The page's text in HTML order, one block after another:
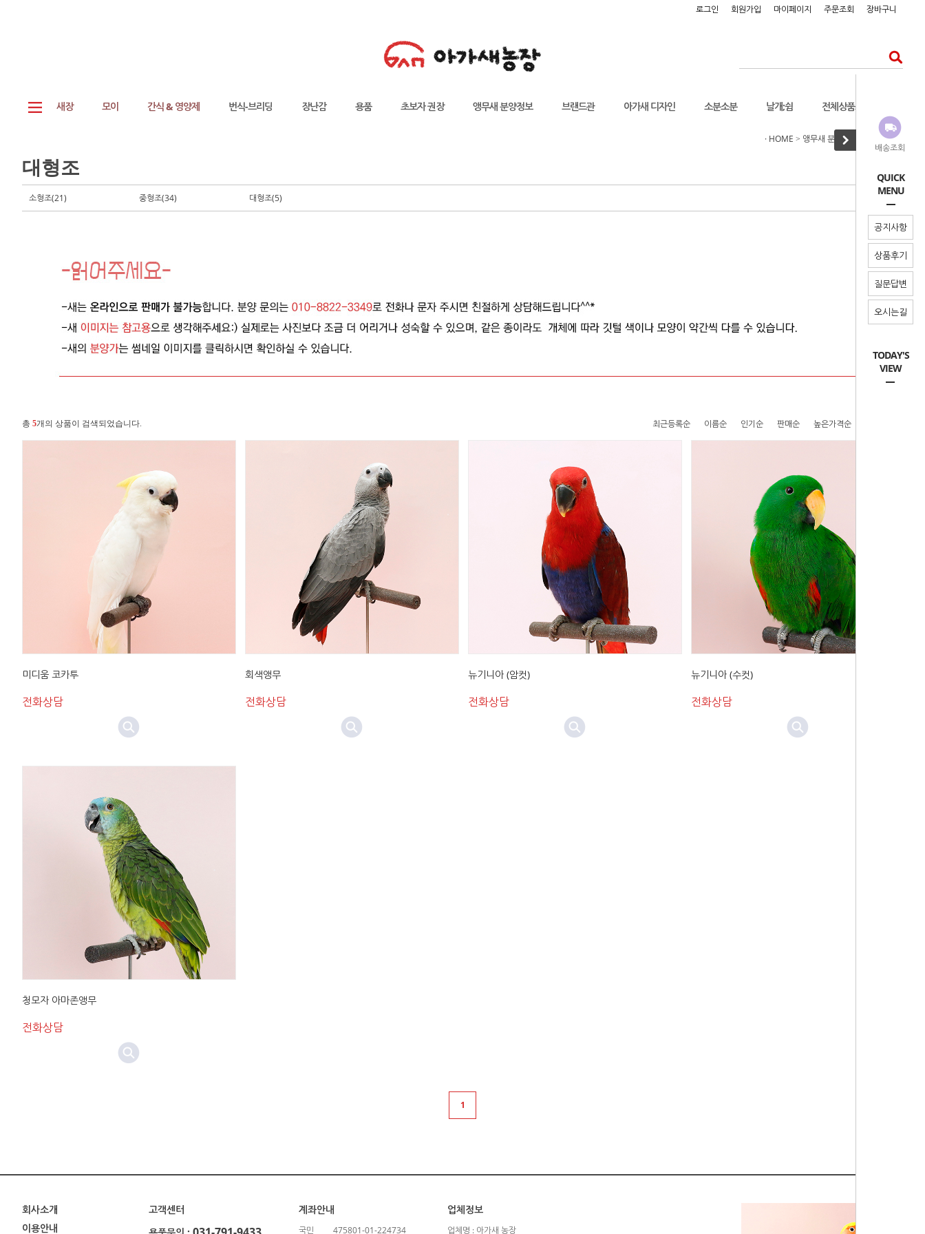
배송조회
QUICK
MENU
공지사항
상품후기
질문답변
오시는길
TODAY'S
VIEW
로그인 회원가입 마이페이지 주문조회 장바구니
새장 모이 간식 & 영양제 번식-브리딩 장난감 용품 초보자 권장 앵무새 분양정보 브랜드관 아가새 디자인 소분소분 날개;쉼 전체상품보기
· HOME > 앵무새 분양정보 대형조
대형조
소형조(21) 중형조(34) 대형조(5)
총 5개의 상품이 검색되었습니다. 최근등록순 이름순 인기순 판매순 높은가격순
미디움 코카투
전화상담
회색앵무
전화상담
뉴기니아 (암컷)
전화상담
뉴기니아 (수컷)
전화상담
청모자 아마존앵무
전화상담
1
회사소개
이용안내
고객센터
계좌안내
국민 475801-01-224734
업체정보
업체명 : 아가새 농장